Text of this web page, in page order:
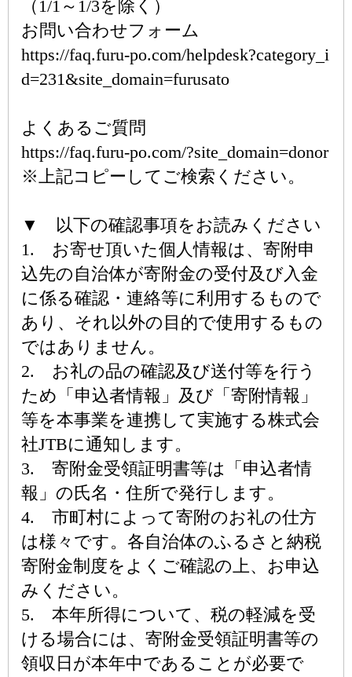
（1/1～1/3を除く）
お問い合わせフォーム
https://faq.furu-po.com/helpdesk?category_i
d=231&site_domain=furusato
よくあるご質問
https://faq.furu-po.com/?site_domain=donor
※上記コピーしてご検索ください。
▼ 以下の確認事項をお読みください
1. お寄せ頂いた個人情報は、寄附申
込先の自治体が寄附金の受付及び入金
に係る確認・連絡等に利用するもので
あり、それ以外の目的で使用するもの
ではありません。
2. お礼の品の確認及び送付等を行う
ため「申込者情報」及び「寄附情報」
等を本事業を連携して実施する株式会
社JTBに通知します。
3. 寄附金受領証明書等は「申込者情
報」の氏名・住所で発行します。
4. 市町村によって寄附のお礼の仕方
は様々です。各自治体のふるさと納税
寄附金制度をよくご確認の上、お申込
みください。
5. 本年所得について、税の軽減を受
ける場合には、寄附金受領証明書等の
領収日が本年中であることが必要で